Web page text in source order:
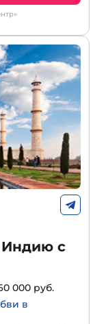
Индию с
000 руб.
в